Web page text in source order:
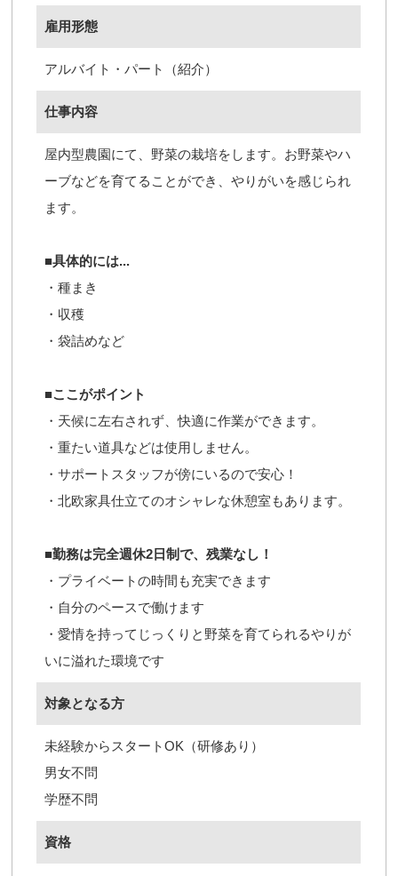
雇用形態
アルバイト・パート（紹介）
仕事内容
屋内型農園にて、野菜の栽培をします。お野菜やハ
ーブなどを育てることができ、やりがいを感じられ
ます。
■具体的には...
・種まき
・収穫
・袋詰めなど
■ここがポイント
・天候に左右されず、快適に作業ができます。
・重たい道具などは使用しません。
・サポートスタッフが傍にいるので安心！
・北欧家具仕立てのオシャレな休憩室もあります。
■勤務は完全週休2日制で、残業なし！
・プライベートの時間も充実できます
・自分のペースで働けます
・愛情を持ってじっくりと野菜を育てられるやりが
いに溢れた環境です
対象となる方
未経験からスタートOK（研修あり）
男女不問
学歴不問
資格